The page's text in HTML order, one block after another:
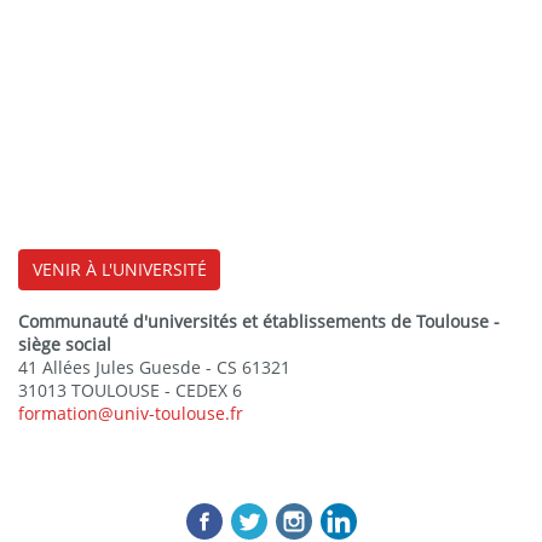
VENIR À L'UNIVERSITÉ
Communauté d'universités et établissements de Toulouse -
siège social
41 Allées Jules Guesde - CS 61321
31013 TOULOUSE - CEDEX 6
formation@univ-toulouse.fr